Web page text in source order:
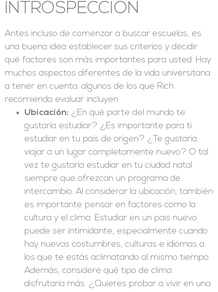
INTROSPECCIÓN
Antes incluso de comenzar a buscar escuelas, es
una buena idea establecer sus criterios y decidir
qué factores son más importantes para usted. Hay
muchos aspectos diferentes de la vida universitaria
a tener en cuenta; algunos de los que Rich
recomienda evaluar incluyen:
Ubicación: ¿En qué parte del mundo te
gustaría estudiar? ¿Es importante para ti
estudiar en tu país de origen? ¿Te gustaría
viajar a un lugar completamente nuevo? O tal
vez te gustaría estudiar en tu ciudad natal
siempre que ofrezcan un programa de
intercambio. Al considerar la ubicación, también
es importante pensar en factores como la
cultura y el clima. Estudiar en un país nuevo
puede ser intimidante, especialmente cuando
hay nuevas costumbres, culturas e idiomas a
los que te estás aclimatando al mismo tiempo.
Además, considere qué tipo de clima
disfrutaría más. ¿Quieres probar a vivir en una